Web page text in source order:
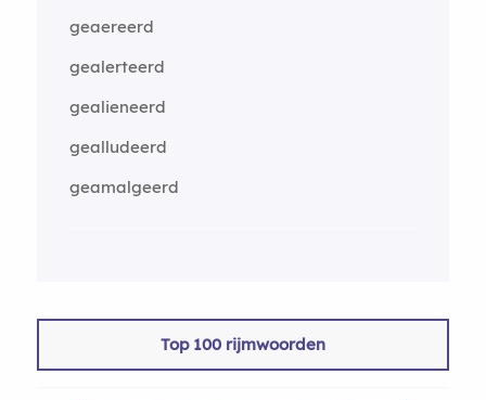
geaereerd
gealerteerd
gealieneerd
gealludeerd
geamalgeerd
Top 100 rijmwoorden